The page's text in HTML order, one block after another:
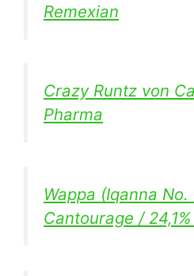
Remexian
Crazy Runtz von
Pharma
Wappa (Iqanna No.
Cantourage /